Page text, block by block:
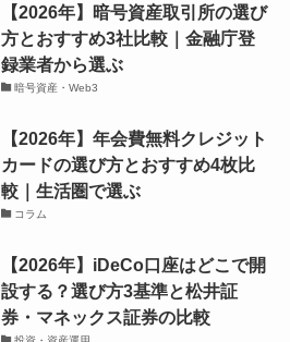
【2026年】暗号資産取引所の選び
方とおすすめ3社比較｜金融庁登
録業者から選ぶ
暗号資産・Web3
【2026年】年会費無料クレジット
カードの選び方とおすすめ4枚比
較｜生活圏で選ぶ
コラム
【2026年】iDeCo口座はどこで開
設する？選び方3基準と松井証
券・マネックス証券の比較